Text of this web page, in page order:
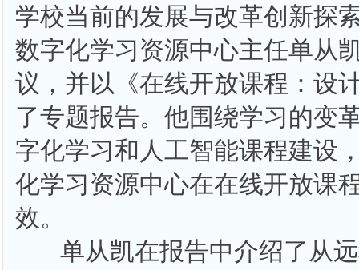
学校当前的发展与改革创新探
数字化学习资源中心主任单从
议，并以《在线开放课程：设
了专题报告。他围绕学习的变
字化学习和人工智能课程建设
化学习资源中心在在线开放课
效。
单从凯在报告中介绍了从远